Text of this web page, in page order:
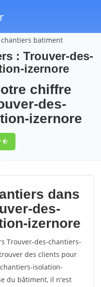
batiment
: Trouver-des-
izernore
chiffre
des-
izernore
92
dans
des-
izernore
Trouver-des-chantiers-
des clients pour
isolation-
du bâtiment, il n'est